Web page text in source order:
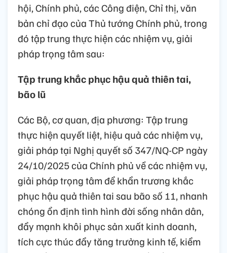
hội, Chính phủ, các Công điện, Chỉ thị, văn
bản chỉ đạo của Thủ tướng Chính phủ, trong
đó tập trung thực hiện các nhiệm vụ, giải
pháp trọng tâm sau:
Tập trung khắc phục hậu quả thiên tai,
bão lũ
Các Bộ, cơ quan, địa phương: Tập trung
thực hiện quyết liệt, hiệu quả các nhiệm vụ,
giải pháp tại Nghị quyết số 347/NQ-CP ngày
24/10/2025 của Chính phủ về các nhiệm vụ,
giải pháp trọng tâm để khẩn trương khắc
phục hậu quả thiên tai sau bão số 11, nhanh
chóng ổn định tình hình đời sống nhân dân,
đẩy mạnh khôi phục sản xuất kinh doanh,
tích cực thúc đẩy tăng trưởng kinh tế, kiểm